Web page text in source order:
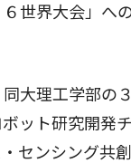
世界大会」へ
大理工学部の
ット研究開発
センシング共